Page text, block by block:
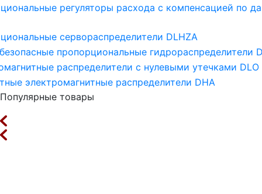
регуляторы расхода с компенсацией по
сервораспределители DLHZA
пропорциональные гидрораспределители
распределители с нулевыми утечками DLO
электромагнитные распределители DHA
Популярные товары